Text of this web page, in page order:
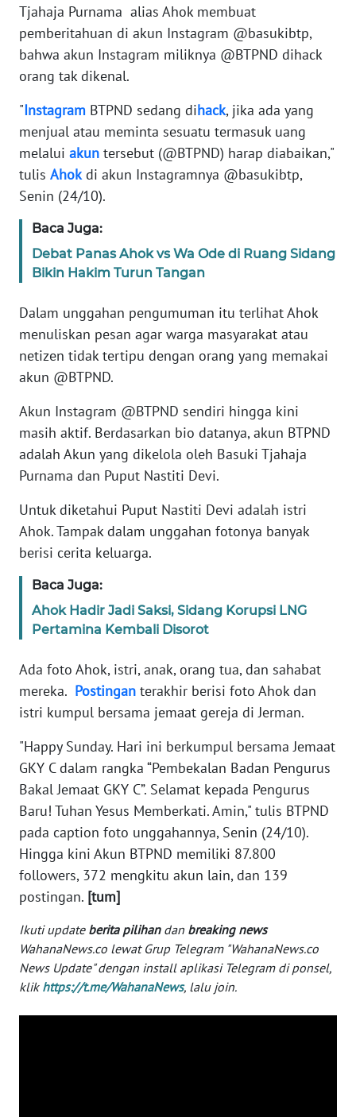
Tjahaja Purnama alias Ahok membuat
pemberitahuan di akun Instagram @basukibtp,
bahwa akun Instagram miliknya @BTPND dihack
orang tak dikenal.
"Instagram BTPND sedang dihack, jika ada yang
menjual atau meminta sesuatu termasuk uang
melalui akun tersebut (@BTPND) harap diabaikan,"
tulis Ahokdi akun Instagramnya @basukibtp,
Senin (24/10).
Baca Juga:
Debat Panas Ahok vs Wa Ode di Ruang Sidang
Bikin Hakim Turun Tangan
Dalam unggahan pengumuman itu terlihat Ahok
menuliskan pesan agar warga masyarakat atau
netizen tidak tertipu dengan orang yang memakai
akun @BTPND.
Akun Instagram @BTPND sendiri hingga kini
masih aktif. Berdasarkan bio datanya, akun BTPND
adalah Akun yang dikelola oleh Basuki Tjahaja
Purnama dan Puput Nastiti Devi.
Untuk diketahui Puput Nastiti Devi adalah istri
Ahok. Tampak dalam unggahan fotonya banyak
berisi cerita keluarga.
Baca Juga:
Ahok Hadir Jadi Saksi, Sidang Korupsi LNG
Pertamina Kembali Disorot
Ada foto Ahok, istri, anak, orang tua, dan sahabat
mereka. Postingan terakhir berisi foto Ahok dan
istri kumpul bersama jemaat gereja di Jerman.
"Happy Sunday. Hari ini berkumpul bersama Jemaat
GKY C dalam rangka “Pembekalan Badan Pengurus
Bakal Jemaat GKY C”. Selamat kepada Pengurus
Baru! Tuhan Yesus Memberkati. Amin," tulis BTPND
pada caption foto unggahannya, Senin (24/10).
Hingga kini Akun BTPND memiliki 87.800
followers, 372 mengkitu akun lain, dan 139
postingan. [tum]
Ikuti update berita pilihandan breaking news
WahanaNews.co lewat Grup Telegram "WahanaNews.co
News Update" dengan install aplikasi Telegram di ponsel,
klik https://t.me/WahanaNews, lalu join.
EDITORIAL
Informasi
BERITA
KONTAK
IKLAN
TENTANG
MEDIA
SIBER
KARIR
DISCLAIMER
Wahana
News
Regional
SUMUT
JAKARTA
WN
WN
BANTEN
WN
NTT
WN
KEPRI
WN
PAPUA